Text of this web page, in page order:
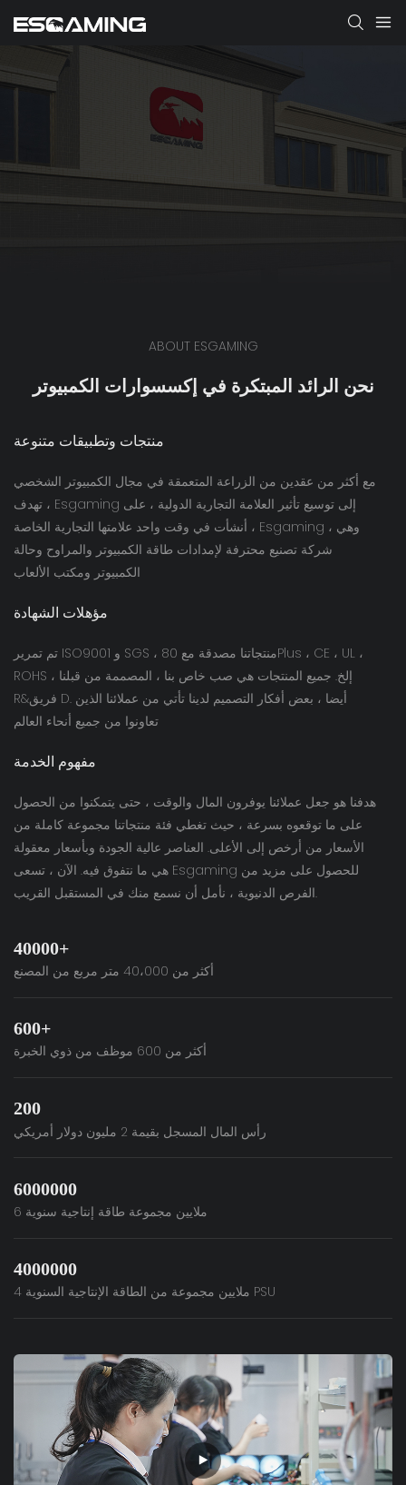
ABOUT ESGAMING
نحن الرائد المبتكرة في إكسسوارات الكمبيوتر
منتجات وتطبيقات متنوعة
مع أكثر من عقدين من الزراعة المتعمقة في مجال الكمبيوتر الشخصي
، تهدف Esgaming إلى توسيع تأثير العلامة التجارية الدولية ، على
أنشأت في وقت واحد علامتها التجارية الخاصة ، Esgaming ، وهي
شركة تصنيع محترفة لإمدادات طاقة الكمبيوتر والمراوح وحالة
مؤهلات الشهادة
تم تمرير ISO9001 و SGS ، منتجاتنا مصدقة مع 80Plus ، CE ، UL ،
ROHS ، إلخ. جميع المنتجات هي صب خاص بنا ، المصممة من قبلنا
R&فريق D. أيضا ، بعض أفكار التصميم لدينا تأتي من عملائنا الذين
مفهوم الخدمة
هدفنا هو جعل عملائنا يوفرون المال والوقت ، حتى يتمكنوا من الحصول
على ما توقعوه بسرعة ، حيث تغطي فئة منتجاتنا مجموعة كاملة من
الأسعار من أرخص إلى الأعلى. العناصر عالية الجودة وبأسعار معقولة
هي ما نتفوق فيه. الآن ، تسعى Esgaming للحصول على مزيد من
الفرص الدنيوية ، نأمل أن نسمع منك في المستقبل القريب.
40000+
أكثر من 40،000 متر مربع من المصنع
600+
أكثر من 600 موظف من ذوي الخبرة
200
رأس المال المسجل بقيمة 2 مليون دولار أمريكي
6000000
6 ملايين مجموعة طاقة إنتاجية سنوية
4000000
4 ملايين مجموعة من الطاقة الإنتاجية السنوية PSU